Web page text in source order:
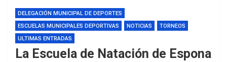
DELEGACIÓN MUNICIPAL DE DEPORTES
ESCUELAS MUNICIPALES DEPORTIVAS
NOTICIAS
TORNEOS
ULTIMAS ENTRADAS
La Escuela de Natación de Espona